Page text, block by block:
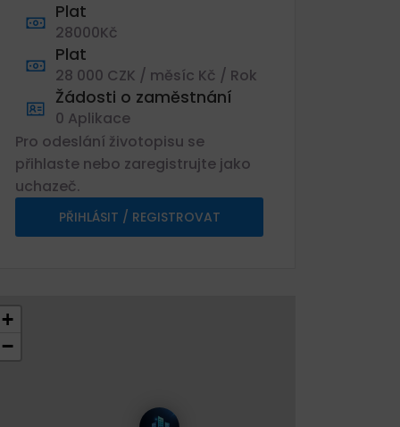
Plat
28000Kč
Plat
28 000 CZK / měsíc Kč / Rok
Žádosti o zaměstnání
0 Aplikace
Pro odeslání životopisu se
přihlaste nebo zaregistrujte jako
uchazeč.
PŘIHLÁSIT / REGISTROVAT
+
−